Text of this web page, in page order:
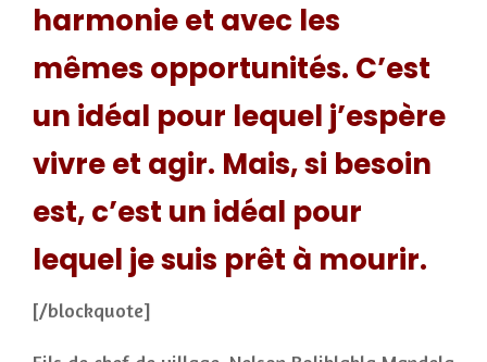
harmonie et avec les
mêmes opportunités. C’est
un idéal pour lequel j’espère
vivre et agir. Mais, si besoin
est, c’est un idéal pour
lequel je suis prêt à mourir.
[/blockquote]